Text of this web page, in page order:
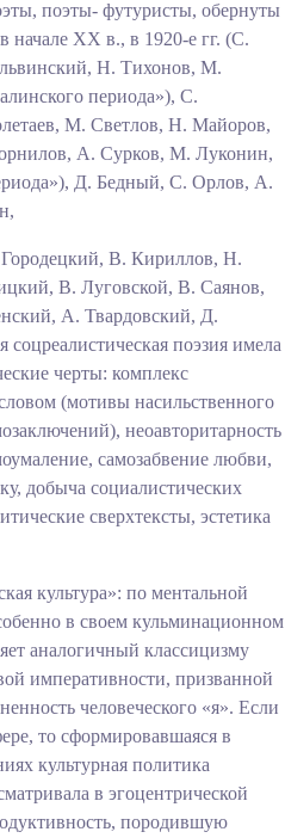
поэты- футуристы, обернуты
XX в., в 1920-е гг. (С.
Н. Тихонов, М.
периода»), С.
М. Светлов, Н. Майоров,
А. Сурков, М. Луконин,
Д. Бедный, С. Орлов, А.
В. Кириллов, Н.
В. Луговской, В. Саянов,
А. Твардовский, Д.
поэзия имела
черты: комплекс
(мотивы насильственного
неоавторитарность
самозабвение любви,
добыча социалистических
сверхтексты, эстетика
культура»: по ментальной
в своем кульминационном
аналогичный классицизму
императивности, призванной
человеческого «я». Если
то сформировавшаяся в
культурная политика
в эгоцентрической
породившую